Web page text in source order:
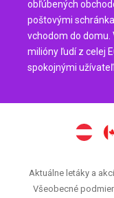
obľúbených
poštovými
vchodom do domu.
milióny ľudí z celej
spokojnými
Aktuálne letáky a
Všeobecné